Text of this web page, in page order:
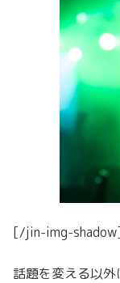
[/jin-img-
話題を変える以外